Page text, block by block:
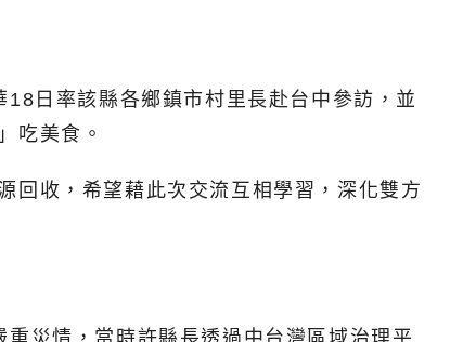
日率該縣各鄉鎮市村里長赴台中參訪，並
吃美食。
回收，希望藉此次交流互相學習，深化雙方
災情，當時許縣長透過中台灣區域治理平